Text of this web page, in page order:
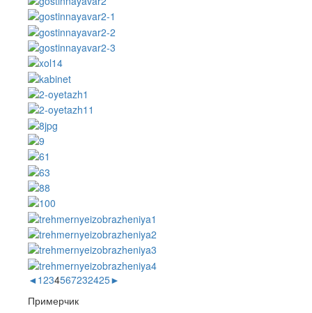
◄ 1234567232425►
Примерчик